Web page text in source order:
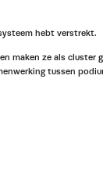
hebt verstrekt.
maken ze als cluster
tussen